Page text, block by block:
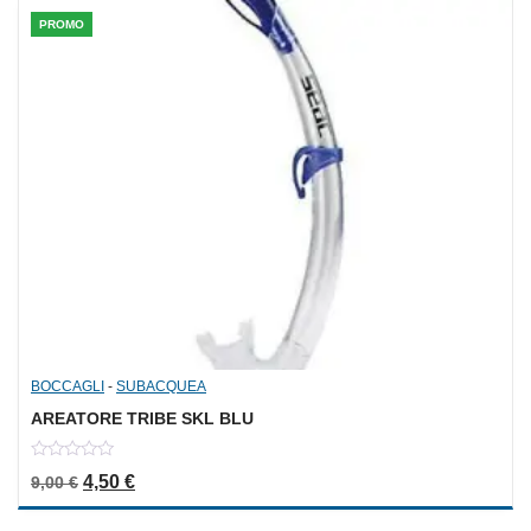
PROMO
BOCCAGLI - SUBACQUEA
AREATORE TRIBE SKL BLU
out
of
9,00€ Il prezzo originale era: 9,00 €.
4,50 €Il prezzo attuale è: 4,50 €.